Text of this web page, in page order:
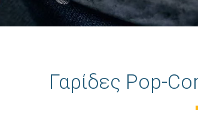
Γαρίδες Pop-